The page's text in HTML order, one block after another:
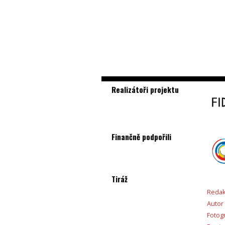
Realizátoři projektu
Finančně podpořili
Tiráž
Autor